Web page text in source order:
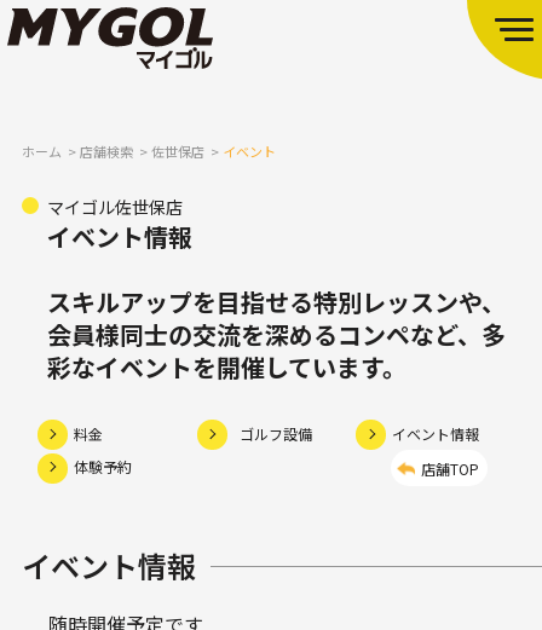
ホーム 店舗検索 佐世保店 イベント
マイゴル佐世保店
イベント情報
スキルアップを目指せる特別レッスンや、
会員様同士の交流を深めるコンペなど、多
彩なイベントを開催しています。
料金 ゴルフ設備
イベント情報
体験予約
店舗TOP
イベント情報
随時開催予定です